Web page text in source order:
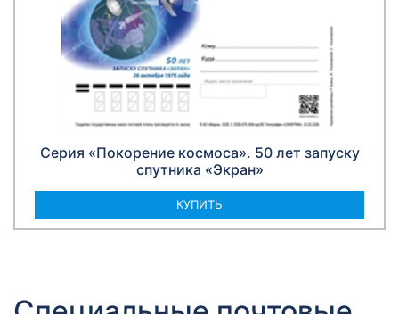
Серия «Покорение космоса». 50 лет запуску
спутника «Экран»
КУПИТЬ